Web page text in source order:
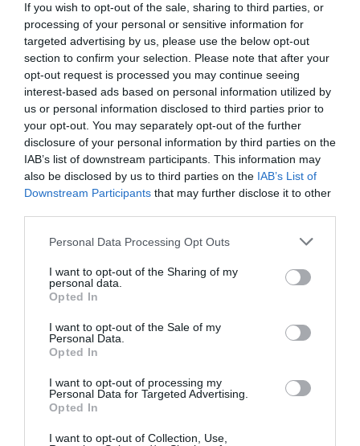
If you wish to opt-out of the sale, sharing to third parties, or
processing of your personal or sensitive information for
targeted advertising by us, please use the below opt-out
section to confirm your selection. Please note that after your
opt-out request is processed you may continue seeing
interest-based ads based on personal information utilized by
us or personal information disclosed to third parties prior to
your opt-out. You may separately opt-out of the further
disclosure of your personal information by third parties on the
IAB’s list of downstream participants. This information may
also be disclosed by us to third parties on the IAB’s List of
Downstream Participants that may further disclose it to other
Please note that this website/app uses one or more Google
not limited to your visit or usage behaviour. You may click to
grant or deny consent to Google and its third-party tags to
use your data for below specified purposes in below Google
consent section.
Personal Data Processing Opt Outs
I want to opt-out of the Sharing of my
personal data.
Opted In
I want to opt-out of the Sale of my
Personal Data.
Opted In
I want to opt-out of processing my
Personal Data for Targeted Advertising.
Opted In
I want to opt-out of Collection, Use,
Papafragos-barlangok. Fotó:Fotó: Gatsi / Getty Images
A strandtól keletre sétálva rátalálhatunk a
Papafragas-barlangokra, ami tökéletes helyszín a
fotósok számára, hiszen a sziklák között rejtőző
medencék a fényviszonyoktól és időjárástól
függően más-más színekben pompáznak.
A nyugati oldalon pedig semmiképpen se hagyjuk
egyenesen a tengerbe érnek. Különlegességét a
barlangszerű sirmaták adják, amiket manapság a